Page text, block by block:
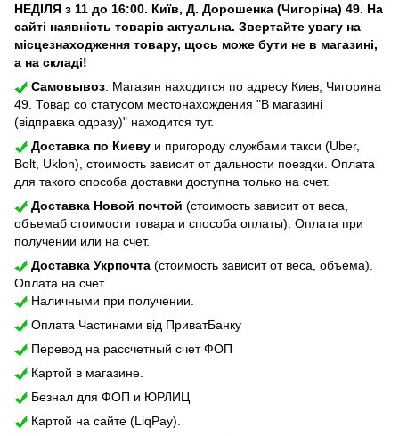
НЕДІЛЯ з 11 до 16:00. Київ, Д. Дорошенка (Чигоріна) 49. На
сайті наявність товарів актуальна. Звертайте увагу на
місцезнаходження товару, щось може бути не в магазині,
а на складі!
Самовывоз . Магазин находится по адресу Киев, Чигорина
49. Товар со статусом местонахождения "В магазині
(відправка одразу)" находится тут.
Доставка по Киеву и пригороду службами такси (Uber,
Bolt, Uklon), стоимость зависит от дальности поездки. Оплата
для такого способа доставки доступна только на счет.
Доставка Новой почтой (стоимость зависит от веса,
объемаб стоимости товара и способа оплаты). Оплата при
получении или на счет.
Доставка Укрпочта (стоимость зависит от веса, объема).
Оплата на счет
Наличными при получении.
Оплата Частинами від ПриватБанку
Перевод на рассчетный счет ФОП
Картой в магазине.
Безнал для ФОП и ЮРЛИЦ
Картой на сайте (LiqPay).